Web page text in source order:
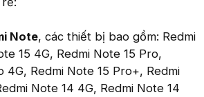
Note, các thiết bị bao gồm: Redmi
15 4G, Redmi Note 15 Pro,
4G, Redmi Note 15 Pro+, Redmi
Note 14 4G, Redmi Note 14